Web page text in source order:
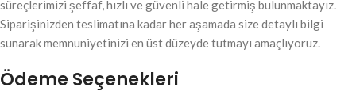
süreçlerimizi şeffaf, hızlı ve güvenli hale getirmiş bulunmaktayız.
Siparişinizden teslimatına kadar her aşamada size detaylı bilgi
sunarak memnuniyetinizi en üst düzeyde tutmayı amaçlıyoruz.
Ödeme Seçenekleri